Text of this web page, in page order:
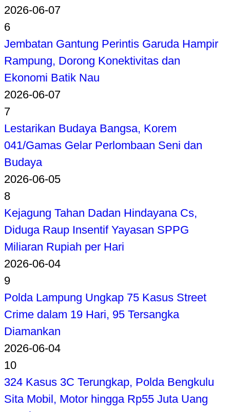
2026-06-07
6
Jembatan Gantung Perintis Garuda Hampir
Rampung, Dorong Konektivitas dan
Ekonomi Batik Nau
2026-06-07
7
Lestarikan Budaya Bangsa, Korem
041/Gamas Gelar Perlombaan Seni dan
Budaya
2026-06-05
8
Kejagung Tahan Dadan Hindayana Cs,
Diduga Raup Insentif Yayasan SPPG
Miliaran Rupiah per Hari
2026-06-04
9
Polda Lampung Ungkap 75 Kasus Street
Crime dalam 19 Hari, 95 Tersangka
Diamankan
2026-06-04
10
324 Kasus 3C Terungkap, Polda Bengkulu
Sita Mobil, Motor hingga Rp55 Juta Uang